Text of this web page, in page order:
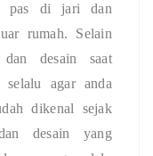
pas di jari dan
rumah. Selain
dan desain saat
agar anda
dikenal sejak
desain yang